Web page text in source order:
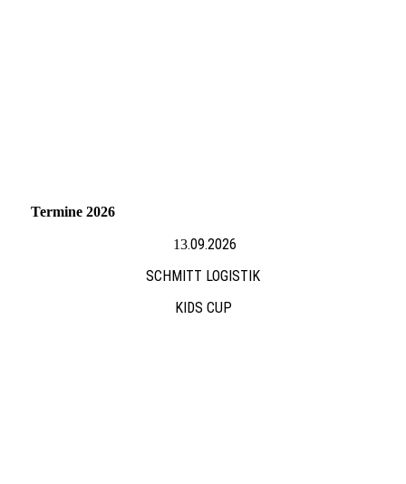
Termine 2026
13.09.2026
SCHMITT LOGISTIK
KIDS CUP